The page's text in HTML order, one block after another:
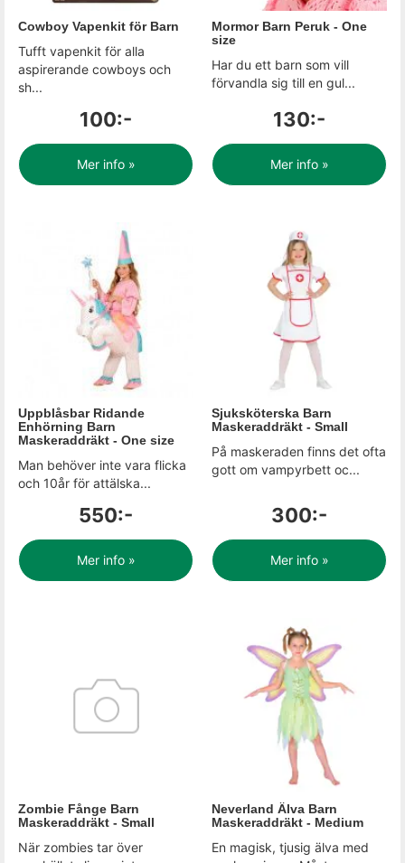
Cowboy Vapenkit för Barn
Tufft vapenkit för alla
aspirerande cowboys och
sh...
100:-
Mer info »
Mormor Barn Peruk - One
size
Har du ett barn som vill
förvandla sig till en gul...
130:-
Mer info »
Uppblåsbar Ridande
Enhörning Barn
Maskeraddräkt - One size
Man behöver inte vara flicka
och 10år för attälska...
550:-
Mer info »
Sjuksköterska Barn
Maskeraddräkt - Small
På maskeraden finns det ofta
gott om vampyrbett oc...
300:-
Mer info »
Zombie Fånge Barn
Maskeraddräkt - Small
När zombies tar över
Neverland Älva Barn
Maskeraddräkt - Medium
En magisk, tjusig älva med